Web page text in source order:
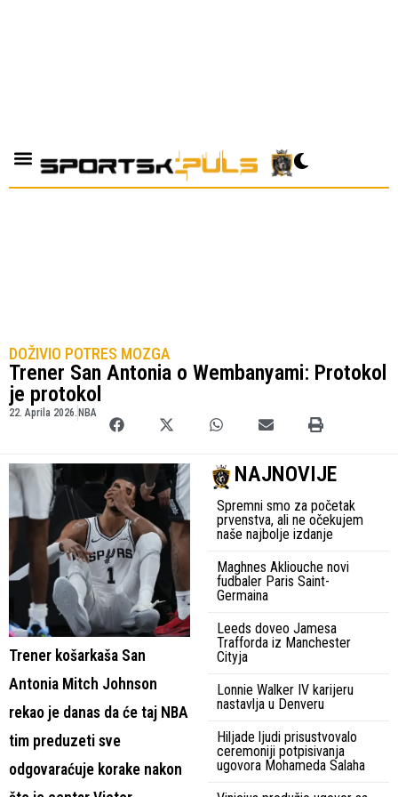
DOŽIVIO POTRES MOZGA
Trener San Antonia o Wembanyami: Protokol
je protokol
22. Aprila 2026.NBA
Trener košarkaša San
Antonia Mitch Johnson
rekao je danas da će taj NBA
tim preduzeti sve
odgovaraćuje korake nakon
NAJNOVIJE
Spremni smo za početak
prvenstva, ali ne očekujem
naše najbolje izdanje
Maghnes Akliouche novi
fudbaler Paris Saint-
Germaina
Leeds doveo Jamesa
Trafforda iz Manchester
Cityja
Lonnie Walker IV karijeru
nastavlja u Denveru
Hiljade ljudi prisustvovalo
ceremoniji potpisivanja
ugovora Mohameda Salaha